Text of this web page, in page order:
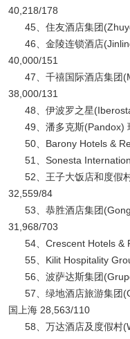
40,218/178
45、住友酒店集团
46、金陵连锁酒店
40,000/151
47、千禧国际酒店集团
38,000/131
48、伊波罗之星
49、潘多克斯(Pandox)
50、Barony Hotels &
51、Sonesta
52、王子大饭店和度假
32,559/84
53、恭胜酒店集团
31,968/703
54、Crescent Hotels &
55、Kilit Hospitality
56、波萨达斯集团
57、绿地酒店旅游集团
国上海 28,563/110
58、万达酒店及度假村